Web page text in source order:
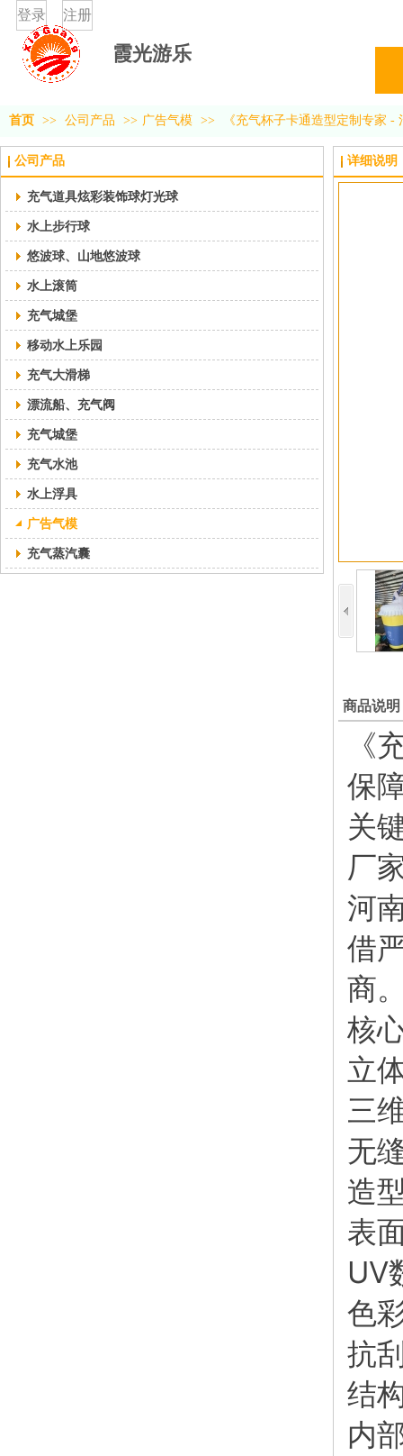
登录 注册
霞光游乐
首页 >> 公司产品 >> 广告气模 >> 《充气杯子卡通造型定制专家
公司产品
充气道具炫彩装饰球灯光球
水上步行球
悠波球、山地悠波球
水上滚筒
充气城堡
移动水上乐园
充气大滑梯
漂流船、充气阀
充气城堡
充气水池
水上浮具
广告气模
充气蒸汽囊
详细说明
商品说明
《
保
关
厂
河
借
商
核
立
三
无
造
表
UV
色
抗
结
内